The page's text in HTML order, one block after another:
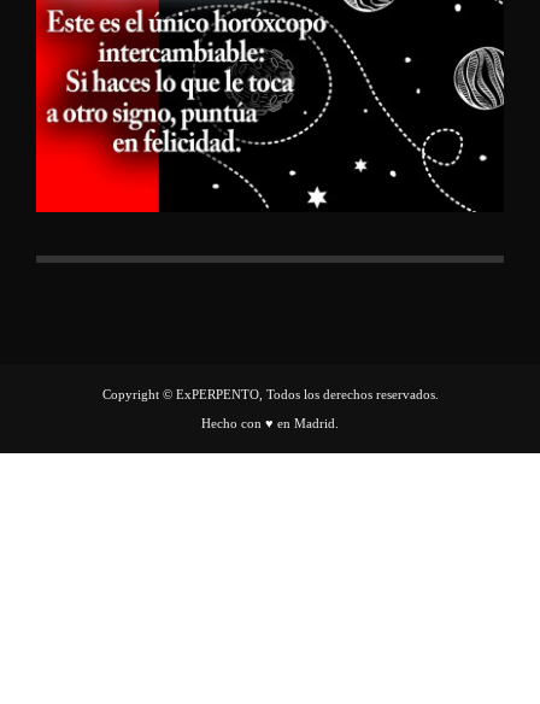
Copyright © ExPERPENTO, Todos los derechos reservados.
Hecho con ♥ en Madrid.